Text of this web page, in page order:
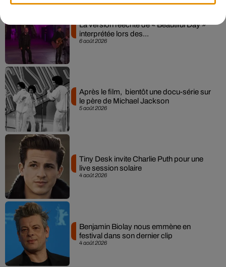
6 août 2026
La version réécrite de « Beautiful Day »
interprétée lors des...
5 août 2026
Après le film, bientôt une docu-série sur
le père de Michael Jackson
4 août 2026
Tiny Desk invite Charlie Puth pour une
live session solaire
4 août 2026
Benjamin Biolay nous emmène en
festival dans son dernier clip